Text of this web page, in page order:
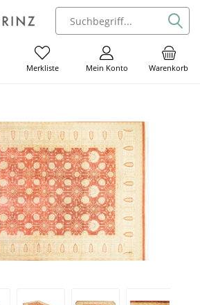
Warenkorb
Mein Konto
Merkliste